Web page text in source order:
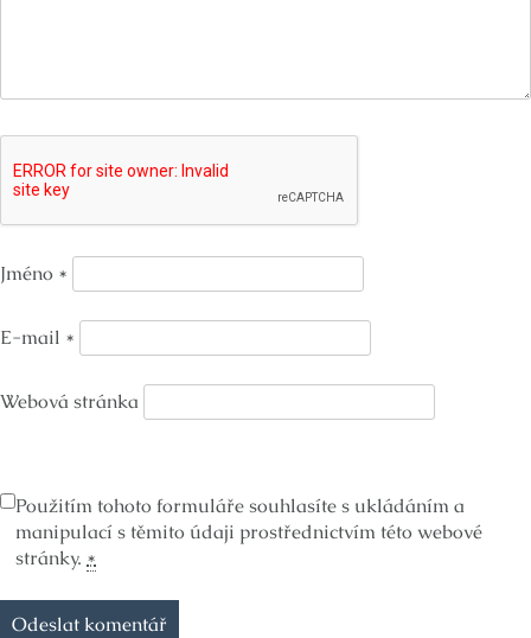
Jméno *
E-mail *
Webová stránka
Použitím tohoto formuláře souhlasíte s ukládáním a
manipulací s těmito údaji prostřednictvím této webové
stránky. *